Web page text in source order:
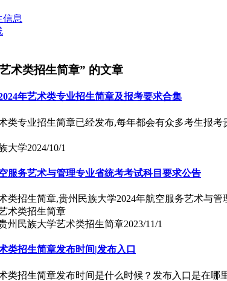
信息
术类招生简章” 的文章
年艺术类专业招生简章及报考要求合集
类专业招生简章已经发布,每年都会有众多考生报
大学2024/10/1
服务艺术与管理专业省统考考试科目要求公告
类招生简章,贵州民族大学2024年航空服务艺术与
州民族大学艺术类招生简章2023/11/1
类招生简章发布时间|发布入口
类招生简章发布时间是什么时候？发布入口是在